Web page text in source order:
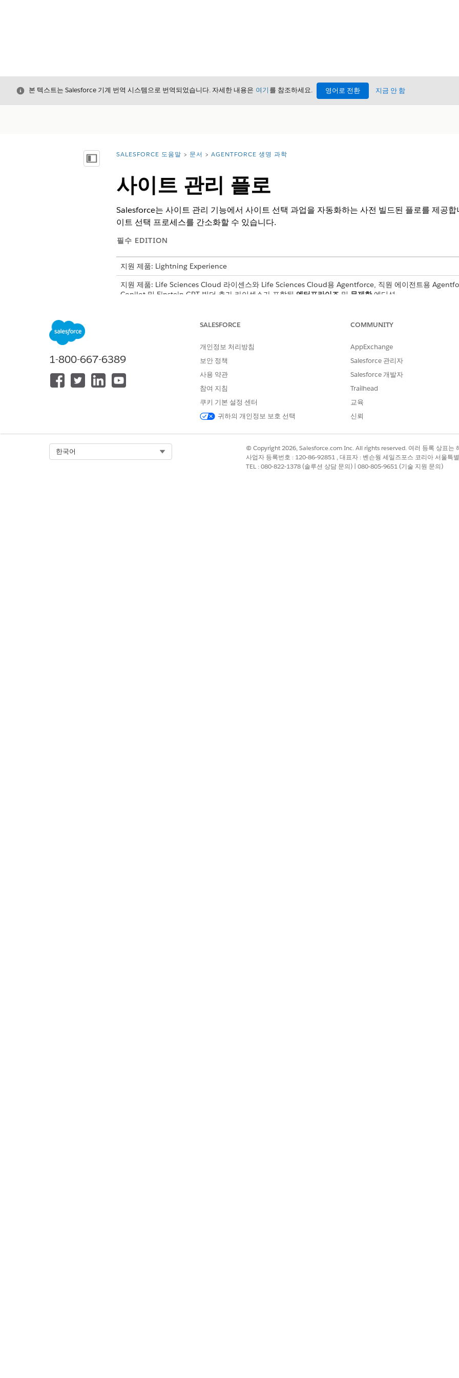
닫기본 텍스트는 Salesforce 기계 번역 시스템으로 번역되었습니다. 자세한 내용은 여기 를 참조하세요. 영어로 전환 지금 안 함
목차 표시 위치:
SALESFORCE 도움말 문서 AGENTFORCE 생명 과학
사이트 관리 플로
Salesforce는 사이트 관리 기능에서 사이트 선택 과업을 자동화하는 사전 빌드된 플로를 제공
이트 선택 프로세스를 간소화할 수 있습니다.
필수 EDITION
지원 제품: Lightning Experience
지원 제품: Life Sciences Cloud 라이센스와 Life Sciences Cloud용 Agentforce, 직원 에이전트용
Copilot 및 Einstein GPT 빌더 추가 라이센스가 포함된 엔터프라이즈 및 무제한에디션.
케어 프로그램 사이트에 대량 평가 보내기
케어 프로그램 사이트에 사이
전송합니다.
사이트에 대량으로 평가 만들기 및 보내기
평가 봉투 및 관련 봉투 항목을
대량으로 평가 봉투 만들기 및
투 ID를 사용하여 대량으로 평
사이트 및 조사자 요약
사이트 및 조사자 검색 결과
다.
1-800-667-6389
SALESFORCE
개인정보 처리방침
보안 정책
사용 약관
참여 지침
쿠키 기본 설정 센터
귀하의 개인정보 보호 선택
COMMUNITY
AppExchange
Salesforce 관리자
Salesforce 개발자
Trailhead
교육
신뢰
한국어
© Copyright 2026, Salesforce.com Inc. All rights reserved. 여러 등록 상표는
사업자 등록번호 : 120-86-92851 , 대표자 : 벤슨웡 세일즈포스 코리아 서울
TEL : 080-822-1378 (솔루션 상담 문의) | 080-805-9651 (기술 지원 문의)